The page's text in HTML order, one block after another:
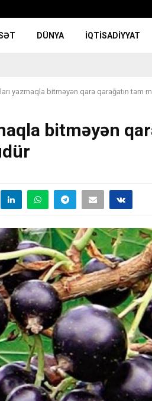
DÜNYA İQTISADIYYAT
yazmaqla bitməyən qara qarağatın tam
bitməyən